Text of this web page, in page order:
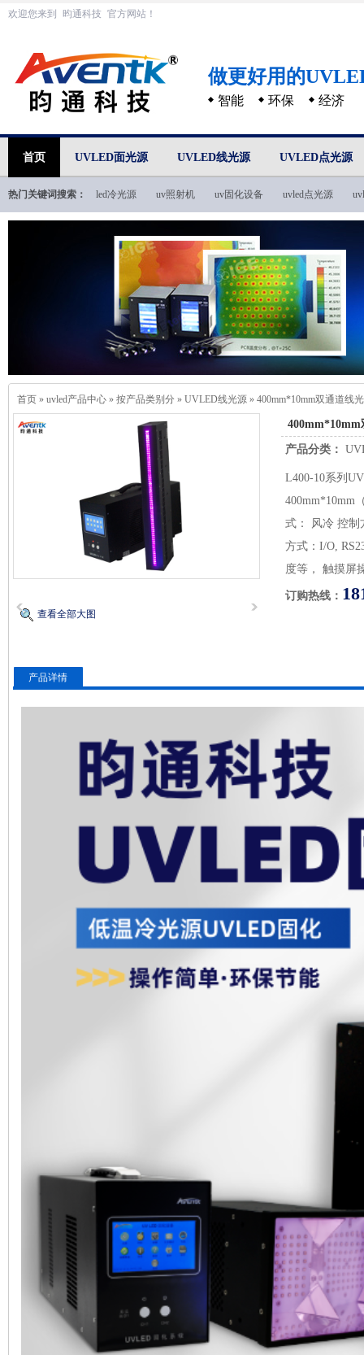
欢迎您来到 昀通科技 官方网站！
做更好用的
智能 环保 经济
首页 UVLED面光源 UVLED线光源 UVLED点光源
uvled技术文档
热门关键词搜索： led冷光源 uv照射机 uv固化设备 uvled点光源
首页 » uvled产品中心 » 按产品类别分 » UVLED线光源 » 400mm*10mm双通道线
查看全部大图
产品分类：
L400-10系列
400mm*10mm
式： 风冷 控制
方式：I/O,
度等， 触摸屏
订购热线：
产品详情